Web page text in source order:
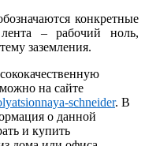
конкретные
– рабочий ноль,
заземления.
на сайте
schneider. В
о данной
и купить